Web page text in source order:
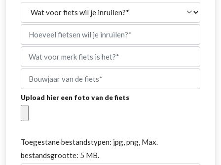
Wat
voor
soort
fiets
wil
inruilen?
(Vereist)
Hoeveel
fietsen
wil
je
inruilen?
(Vereist)
Wat
voor
merk
fiets
het?
Bouwjaar
van
fiets
Upload hier een foto van de fiets
Toegestane bestandstypen: jpg, png, Max.
bestandsgrootte: 5 MB.